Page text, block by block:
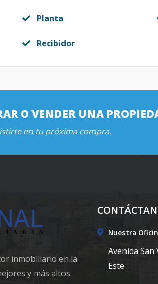
Planta
Recibidor
O VENDER UNA
en tu próxima compra.
inmobiliario en la
y más altos
Nuestra
Avenida
Este